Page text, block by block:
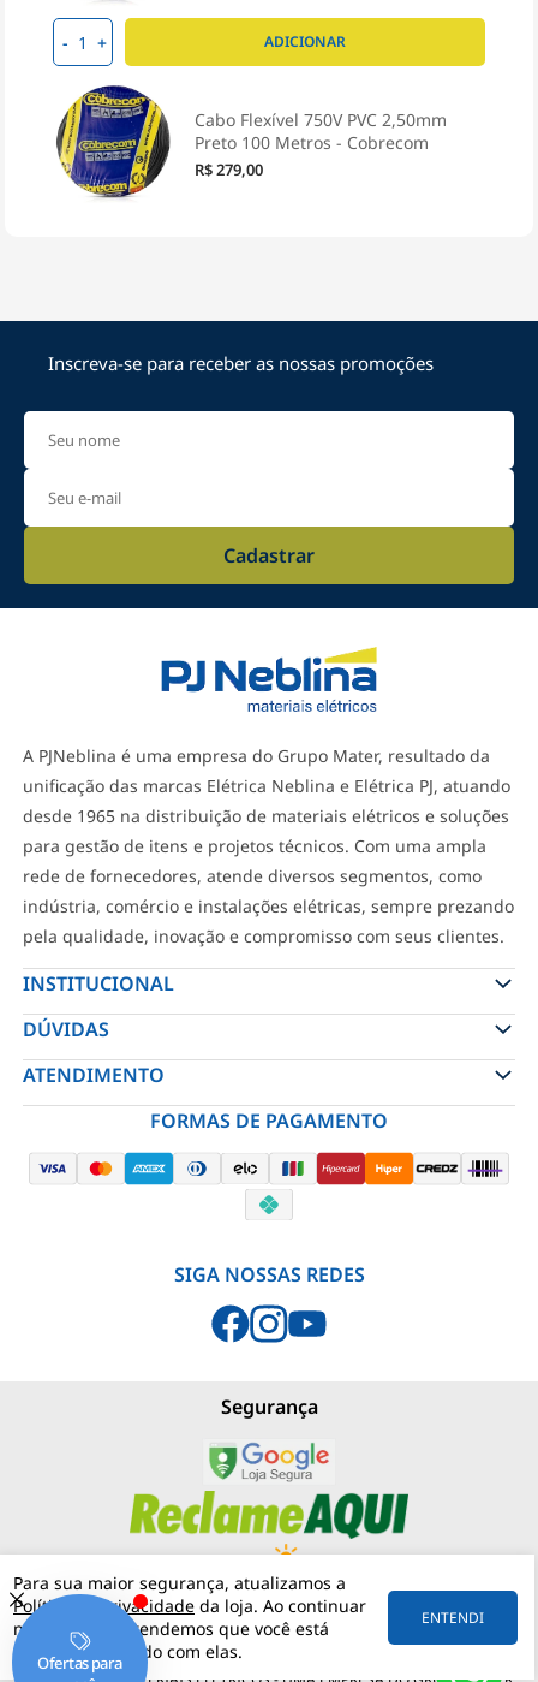
Para sua maior segurança, atualizamos a
Política de Privacidade da loja. Ao continuar
navegando, entendemos que você está
ciente e de acordo com elas.
ENTENDI
- + ADICIONAR
Cabo Flexível 750V PVC 2,50mm
Preto 100 Metros - Cobrecom
R$ 279,00
Cabo Flexível 750V PVC 4,00mm
R$ 449,00
- +
R$ 449,00
Cabo Flexível 750V PVC 4,00mm
R$ 449,00
Cabo Flexível 750V PVC 1,50mm
Amarelo 100 Metros - Sil
- +
Inscreva-se para receber as nossas promoções
Cadastrar
A PJNeblina é uma empresa do Grupo Mater, resultado da
unificação das marcas Elétrica Neblina e Elétrica PJ, atuando
desde 1965 na distribuição de materiais elétricos e soluções
para gestão de itens e projetos técnicos. Com uma ampla
rede de fornecedores, atende diversos segmentos, como
indústria, comércio e instalações elétricas, sempre prezando
pela qualidade, inovação e compromisso com seus clientes.
INSTITUCIONAL
DÚVIDAS
ATENDIMENTO
FORMAS DE PAGAMENTO
SIGA NOSSAS REDES
Segurança
PJNEBLINA - LOJA MATERIAIS ELÉTRICOS (11) 97542-0420
RUA MERGENTHALER, 192 VILA LEOPOLDINA
57.158.057/0001-30